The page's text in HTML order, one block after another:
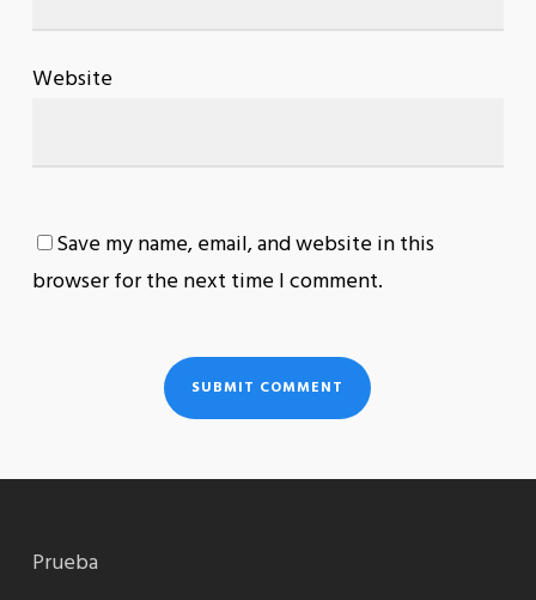
Website
Save my name, email, and website in this
browser for the next time I comment.
Prueba